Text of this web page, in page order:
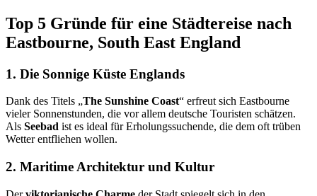
Top 5 Gründe für eine Städtereise nach
Eastbourne, South East England
1. Die Sonnige Küste Englands
Dank des Titels „The Sunshine Coast“ erfreut sich Eastbourne
vieler Sonnenstunden, die vor allem deutsche Touristen schätzen.
Als Seebad ist es ideal für Erholungssuchende, die dem oft trüben
Wetter entfliehen wollen.
2. Maritime Architektur und Kultur